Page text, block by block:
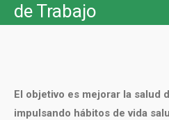
de Trabajo
El objetivo es mejorar la salud
impulsando hábitos de vida